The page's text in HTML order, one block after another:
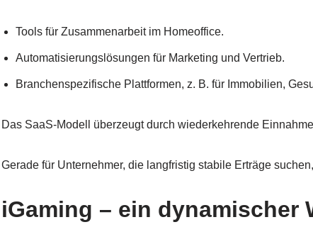
Tools für Zusammenarbeit im Homeoffice.
Automatisierungslösungen für Marketing und Vertrieb.
Branchenspezifische Plattformen, z. B. für Immobilien,
Das SaaS-Modell überzeugt durch wiederkehrende
Gerade für Unternehmer, die langfristig stabile Erträge
iGaming – ein dynamischer